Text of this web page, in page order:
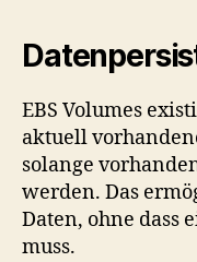
EBS Volumes
aktuell
solange
werden. Das
Daten, ohne dass
muss.